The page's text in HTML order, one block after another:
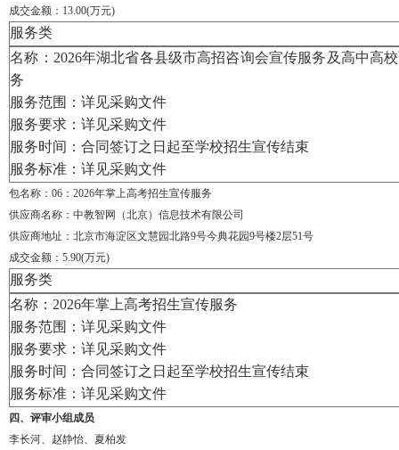
成交金额：13.00(万元)
服务类
名称： 2026年湖北省各县级市高招咨询会宣传服务及高中高
务
服务范围：详见采购文件
服务要求：详见采购文件
服务时间：合同签订之日起至学校招生宣传结束
服务标准：详见采购文件
包名称：06 ： 2026年掌上高考招生宣传服务
供应商名称：中教智网（北京）信息技术有限公司
供应商地址：北京市海淀区文慧园北路9号今典花园9号楼2层51号
成交金额：5.90(万元)
服务类
名称： 2026年掌上高考招生宣传服务
服务范围：详见采购文件
服务要求：详见采购文件
服务时间：合同签订之日起至学校招生宣传结束
服务标准：详见采购文件
四 、评审小组成员
李长河、赵静怡、夏柏发